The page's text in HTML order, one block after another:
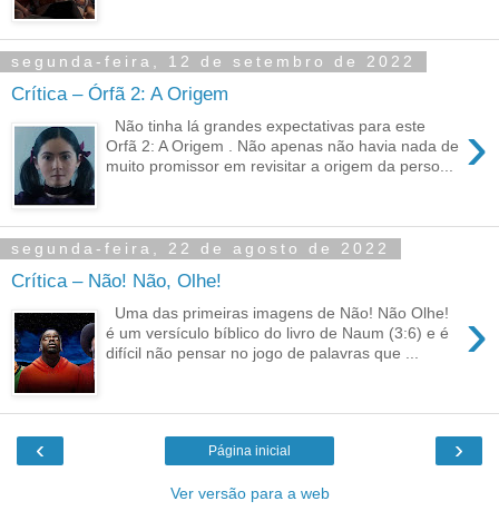
segunda-feira, 12 de setembro de 2022
Crítica – Órfã 2: A Origem
›
Não tinha lá grandes expectativas para este
Orfã 2: A Origem . Não apenas não havia nada de
muito promissor em revisitar a origem da perso...
segunda-feira, 22 de agosto de 2022
Crítica – Não! Não, Olhe!
›
Uma das primeiras imagens de Não! Não Olhe!
é um versículo bíblico do livro de Naum (3:6) e é
difícil não pensar no jogo de palavras que ...
‹ ›
Página inicial
Ver versão para a web